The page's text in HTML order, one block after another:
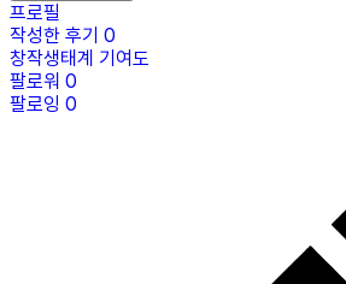
프로필
작성한 후기 0
창작생태계 기여도
팔로워 0
팔로잉 0